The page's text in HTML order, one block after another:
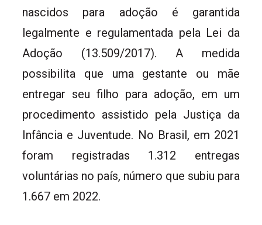
nascidos para adoção é garantida
legalmente e regulamentada pela Lei da
Adoção (13.509/2017). A medida
possibilita que uma gestante ou mãe
entregar seu filho para adoção, em um
procedimento assistido pela Justiça da
Infância e Juventude. No Brasil, em 2021
foram registradas 1.312 entregas
voluntárias no país, número que subiu para
1.667 em 2022.